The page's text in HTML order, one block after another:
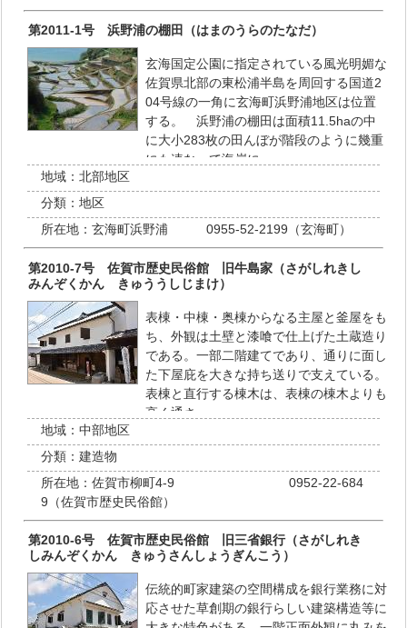
第2011-1号 浜野浦の棚田（はまのうらのたなだ）
玄海国定公園に指定されている風光明媚な
佐賀県北部の東松浦半島を周回する国道2
04号線の一角に玄海町浜野浦地区は位置
する。 浜野浦の棚田は面積11.5haの中
に大小283枚の田んぼが階段のように幾重
にも連なって海岸に…
地域： 北部地区
分類： 地区
所在地： 玄海町浜野浦 0955-52-2199（玄海町）
第2010-7号 佐賀市歴史民俗館 旧牛島家（さがしれきし
みんぞくかん きゅううしじまけ）
表棟・中棟・奥棟からなる主屋と釜屋をも
ち、外観は土壁と漆喰で仕上げた土蔵造り
である。一部二階建てであり、通りに面し
た下屋庇を大きな持ち送りで支えている。
表棟と直行する棟木は、表棟の棟木よりも
高く通さ…
地域： 中部地区
分類： 建造物
所在地： 佐賀市柳町4-9 0952-22-684
9（佐賀市歴史民俗館）
第2010-6号 佐賀市歴史民俗館 旧三省銀行（さがしれき
しみんぞくかん きゅうさんしょうぎんこう）
伝統的町家建築の空間構成を銀行業務に対
応させた草創期の銀行らしい建築構造等に